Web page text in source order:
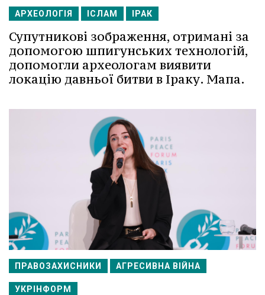
АРХЕОЛОГІЯ ІСЛАМ ІРАК
Супутникові зображення, отримані за
допомогою шпигунських технологій,
допомогли археологам виявити
локацію давньої битви в Іраку. Мапа.
ПРАВОЗАХИСНИКИ АГРЕСИВНА ВІЙНА
УКРІНФОРМ